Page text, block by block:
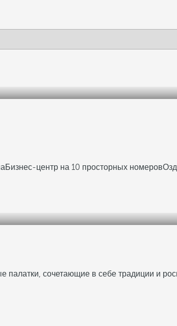
Бизнес-центр на 10 просторных номеров
палатки, сочетающие в себе традиции и